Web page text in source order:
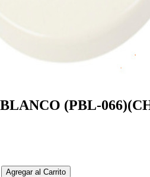
(PBL-
Agregar al Carrito